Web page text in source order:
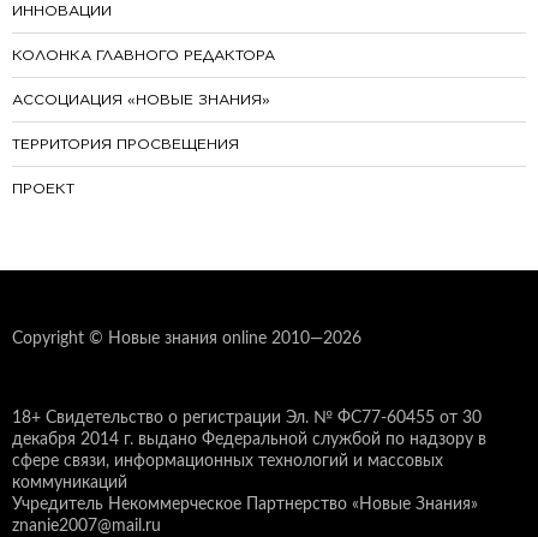
ИННОВАЦИИ
КОЛОНКА ГЛАВНОГО РЕДАКТОРА
АССОЦИАЦИЯ «НОВЫЕ ЗНАНИЯ»
ТЕРРИТОРИЯ ПРОСВЕЩЕНИЯ
ПРОЕКТ
Copyright © Новые знания online 2010—2026
18+ Свидетельство о регистрации Эл. № ФС77-60455 от 30
декабря 2014 г. выдано Федеральной службой по надзору в
сфере связи, информационных технологий и массовых
коммуникаций
Учредитель Некоммерческое Партнерство «Новые Знания»
znanie2007@mail.ru